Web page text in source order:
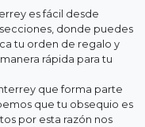
es fácil desde
donde puedes
tu orden de regalo y
rápida para tu
que forma parte
que tu obsequio es
por esta razón nos